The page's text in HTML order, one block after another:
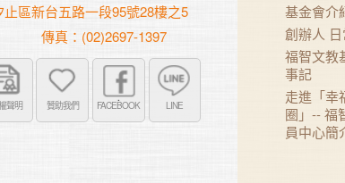
區新台五路一段95號28樓之5
傳真：(02)2697-1397
聲明 贊助我們 FACEBOOK LINE
基金會介
創辦人
福智文教
事記
走進「幸
圈」-- 福
員中心簡